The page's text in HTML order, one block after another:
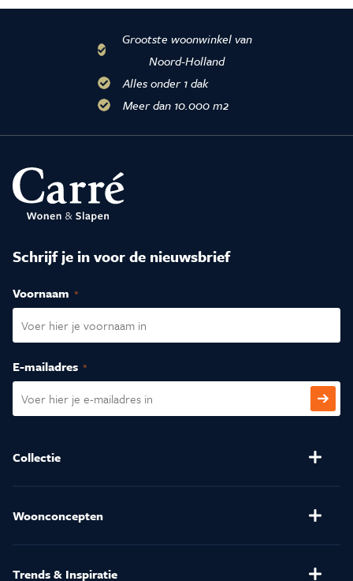
Grootste woonwinkel van
Noord-Holland
Alles onder 1 dak
Meer dan 10.000 m2
Schrijf je in voor de nieuwsbrief
Voornaam (Vereist)
E-mailadres (Vereist)
Collectie
Woonconcepten
Trends & Inspiratie